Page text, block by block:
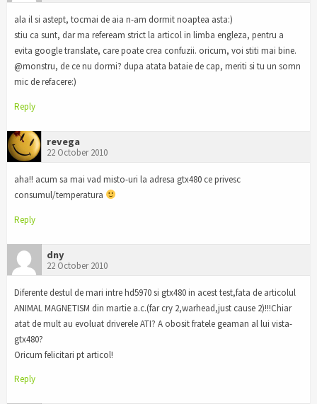
ala il si astept, tocmai de aia n-am dormit noaptea asta:)
stiu ca sunt, dar ma refeream strict la articol in limba engleza, pentru a
evita google translate, care poate crea confuzii. oricum, voi stiti mai bine.
@monstru, de ce nu dormi? dupa atata bataie de cap, meriti si tu un somn
mic de refacere:)
Reply
revega
22 October 2010
aha!! acum sa mai vad misto-uri la adresa gtx480 ce privesc
consumul/temperatura
Reply
dny
22 October 2010
Diferente destul de mari intre hd5970 si gtx480 in acest test,fata de articolul
ANIMAL MAGNETISM din martie a.c.(far cry 2,warhead,just cause 2)!!!Chiar
atat de mult au evoluat driverele ATI? A obosit fratele geaman al lui vista-
gtx480?
Oricum felicitari pt articol!
Reply